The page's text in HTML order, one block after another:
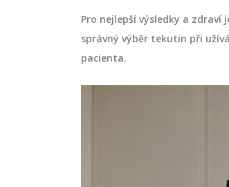
Pro nejlepší výsledky a
správný výběr tekutin při
pacienta.